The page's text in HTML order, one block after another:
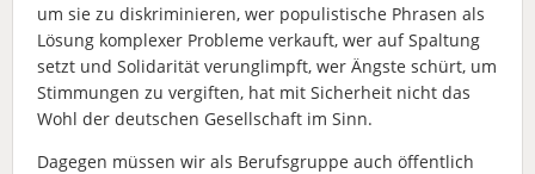
um sie zu diskriminieren, wer populistische Phrasen als
Lösung komplexer Probleme verkauft, wer auf Spaltung
setzt und Solidarität verunglimpft, wer Ängste schürt, um
Stimmungen zu vergiften, hat mit Sicherheit nicht das
Wohl der deutschen Gesellschaft im Sinn.
Dagegen müssen wir als Berufsgruppe auch öffentlich